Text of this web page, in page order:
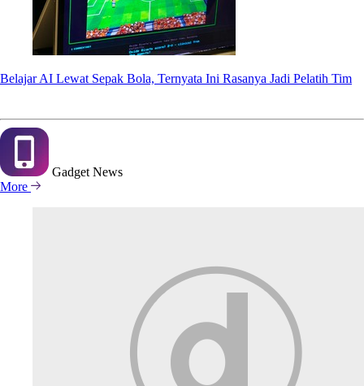
Belajar AI Lewat Sepak Bola, Ternyata Ini Rasanya Jadi Pelatih Tim
Gadget News
More